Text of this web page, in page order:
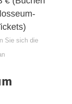
Sie sich die